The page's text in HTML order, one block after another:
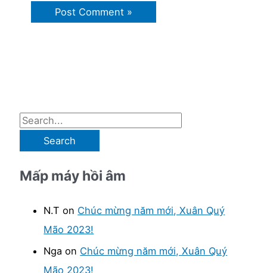
S
r
Mấp máy hồi âm
N.T on Chúc mừng năm mới, Xuân Quý
Mão 2023!
Nga on Chúc mừng năm mới, Xuân Quý
Mão 2023!